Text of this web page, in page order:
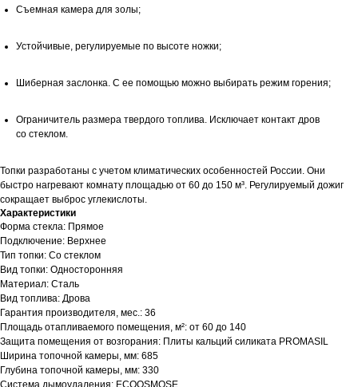
Съемная камера для золы;
Устойчивые, регулируемые по высоте ножки;
Шиберная заслонка. С ее помощью можно выбирать режим горения;
Ограничитель размера твердого топлива. Исключает контакт дров
со стеклом.
Топки разработаны с учетом климатических особенностей России. Они
быстро нагревают комнату площадью от 60 до 150 м³. Регулируемый дожиг
сокращает выброс углекислоты.
Характеристики
Форма стекла: Прямое
Подключение: Верхнее
Тип топки: Со стеклом
Вид топки: Односторонняя
Материал: Сталь
Вид топлива: Дрова
Гарантия производителя, мес.: 36
Площадь отапливаемого помещения, м²: от 60 до 140
Защита помещения от возгорания: Плиты кальций силиката PROMASIL
Ширина топочной камеры, мм: 685
Глубина топочной камеры, мм: 330